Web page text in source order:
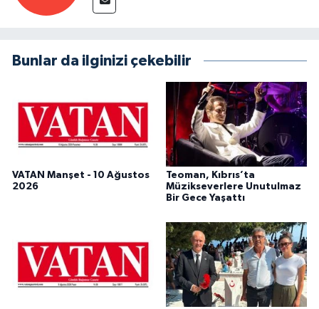
Bunlar da ilginizi çekebilir
VATAN Manşet - 10 Ağustos
2026
Teoman, Kıbrıs’ta
Müzikseverlere Unutulmaz
Bir Gece Yaşattı